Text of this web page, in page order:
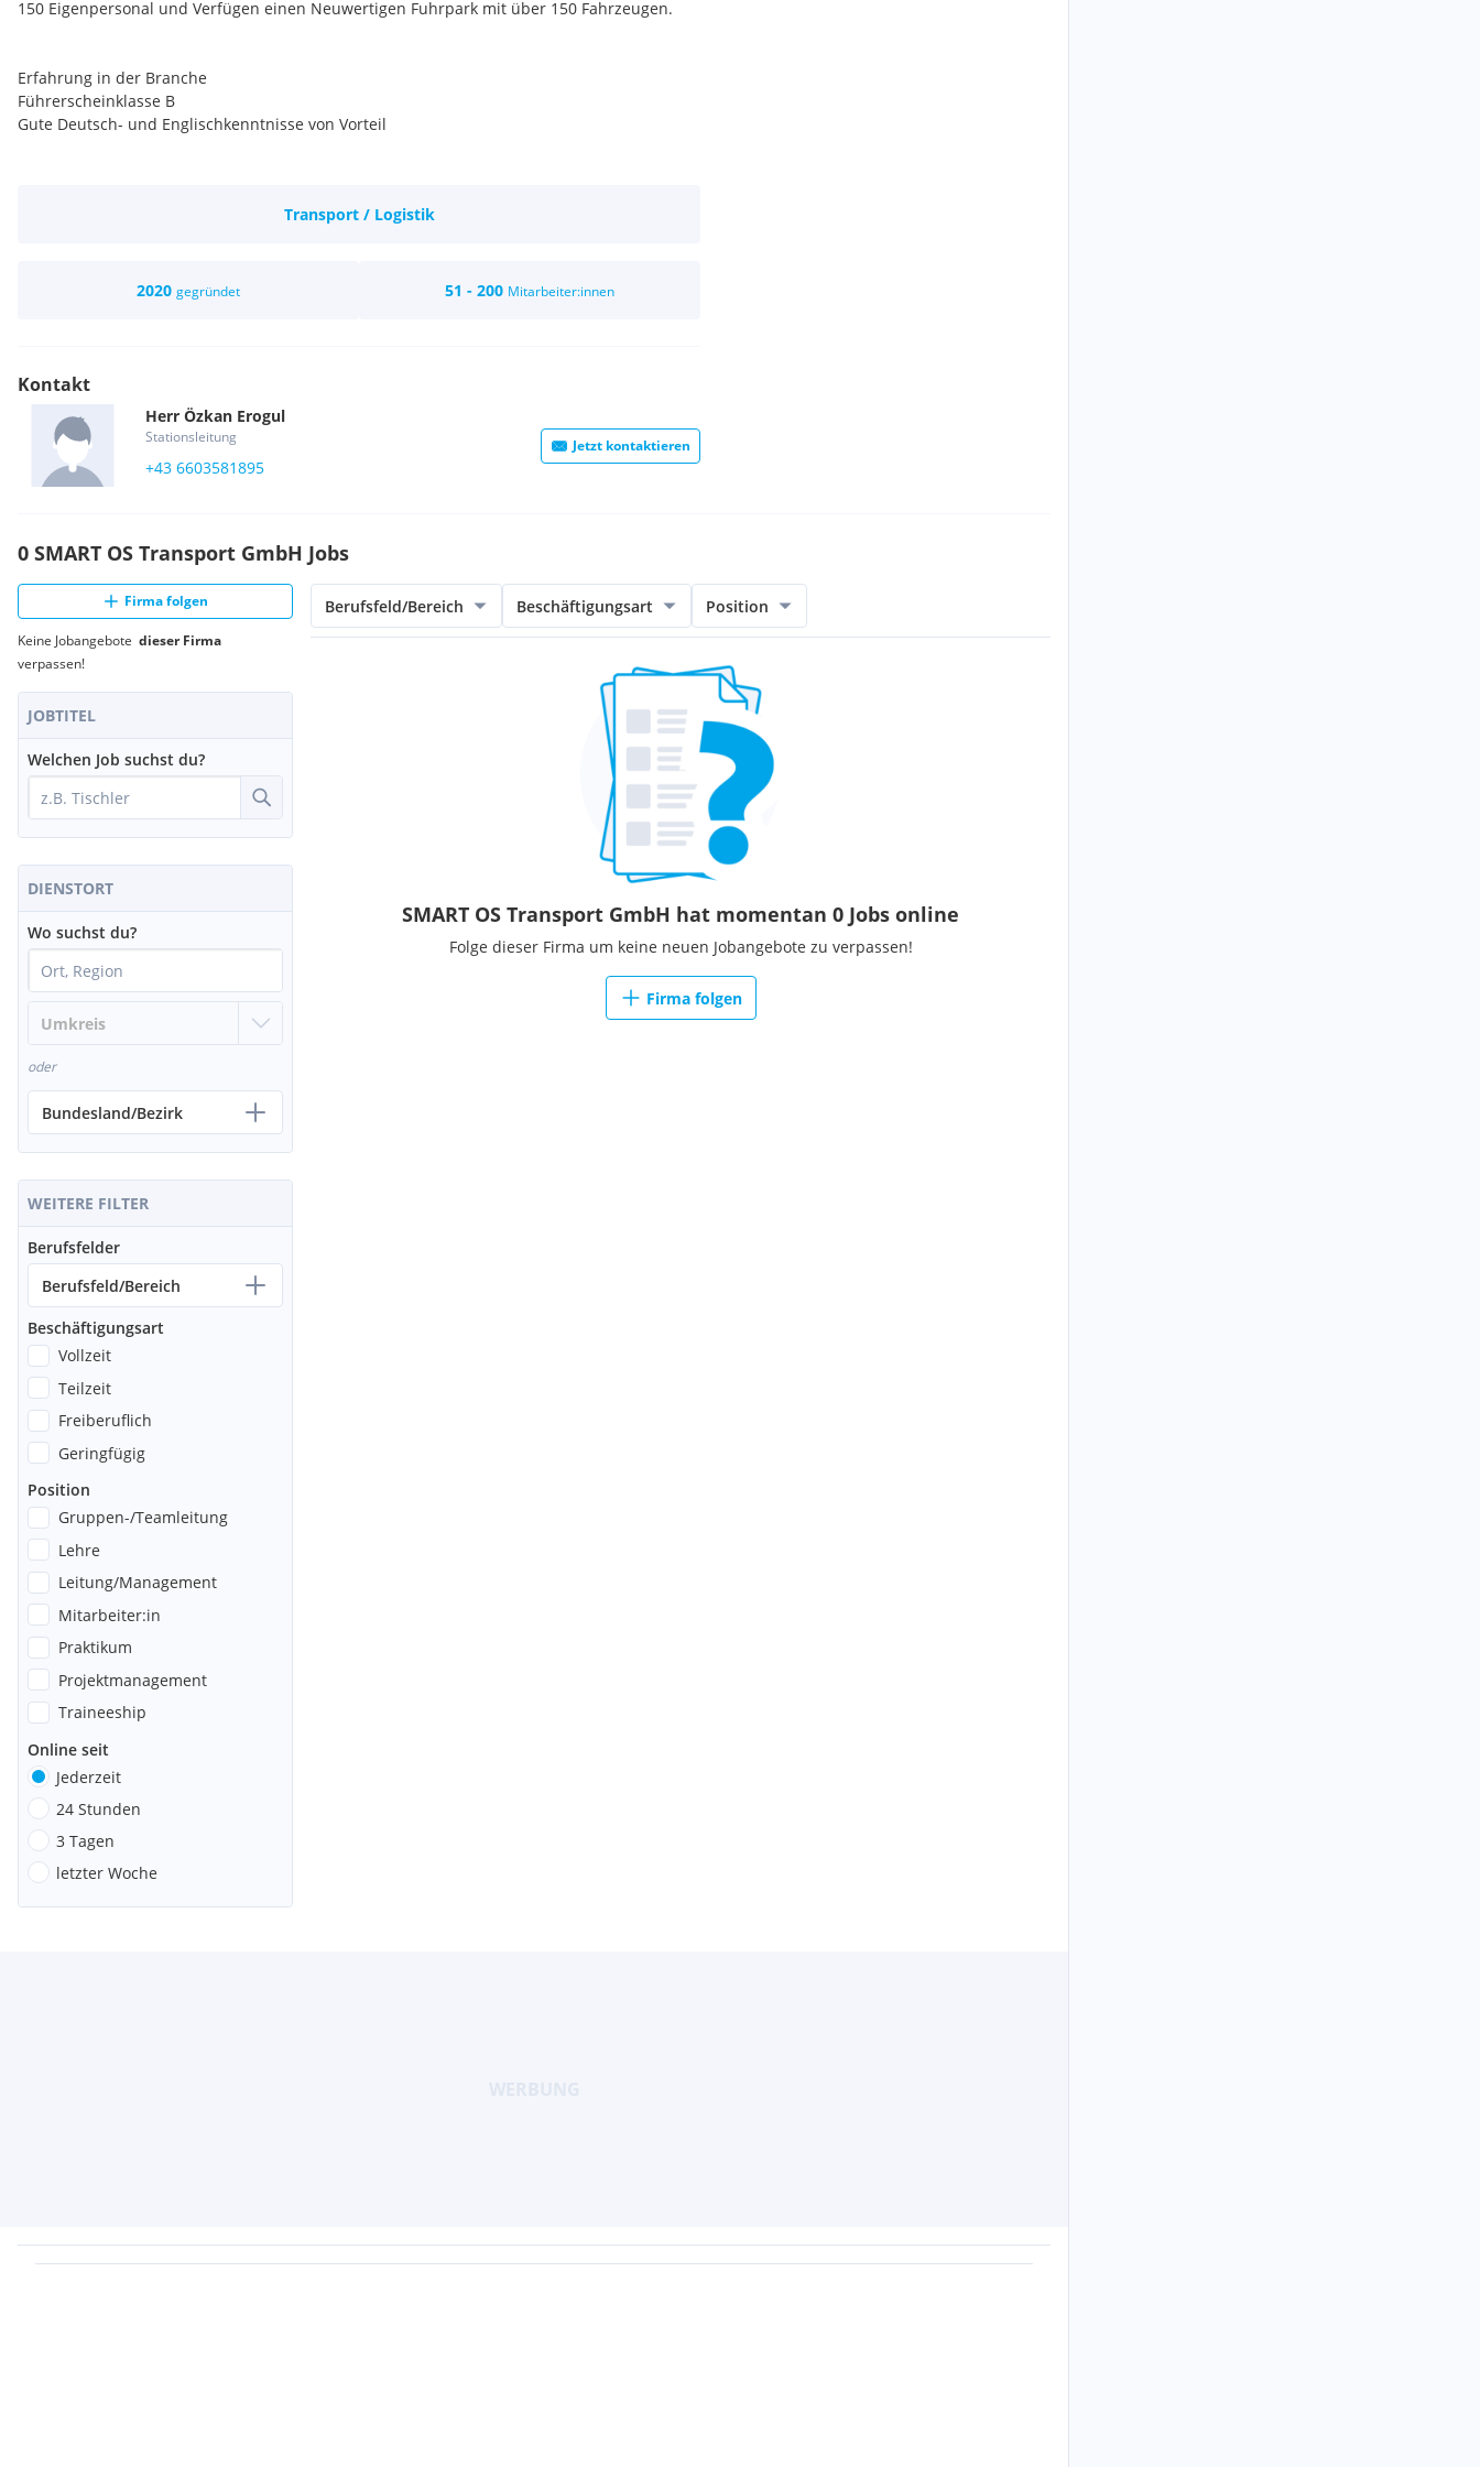
150 Eigenpersonal und Verfügen einen Neuwertigen Fuhrpark mit über 150 Fahrzeugen.
Erfahrung in der Branche
Führerscheinklasse B
Gute Deutsch- und Englischkenntnisse von Vorteil
Freundliche Team
Transport / Logistik
2020 gegründet 51 - 200 Mitarbeiter:innen
Kontakt
Herr Özkan Erogul
Stationsleitung
+43 6603581895
Jetzt kontaktieren
0 SMART OS Transport GmbH Jobs
Firma folgen
Keine Jobangebote dieser Firma
verpassen!
JOBTITEL
Welchen Job suchst du?
DIENSTORT
Wo suchst du?
oder
Bundesland/Bezirk
WEITERE FILTER
Berufsfelder
Berufsfeld/Bereich
Beschäftigungsart
Vollzeit
Teilzeit
Freiberuflich
Geringfügig
Position
Gruppen-/Teamleitung
Lehre
Leitung/Management
Mitarbeiter:in
Praktikum
Projektmanagement
Traineeship
Online seit
Jederzeit
24 Stunden
3 Tagen
letzter Woche
Berufsfeld/Bereich Beschäftigungsart Position
SMART OS Transport GmbH hat momentan 0 Jobs online
Folge dieser Firma um keine neuen Jobangebote zu verpassen!
Firma folgen